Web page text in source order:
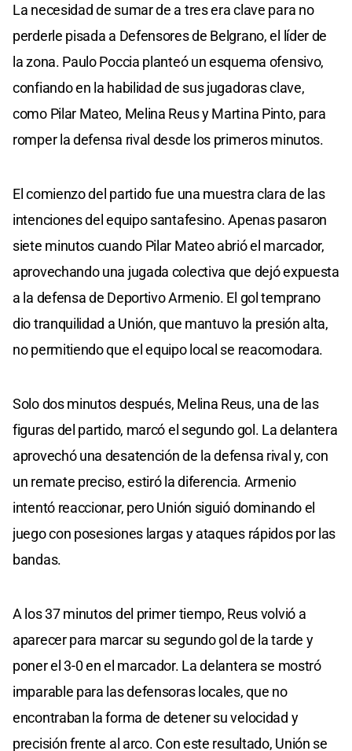
La necesidad de sumar de a tres era clave para no
perderle pisada a Defensores de Belgrano, el líder de
la zona. Paulo Poccia planteó un esquema ofensivo,
confiando en la habilidad de sus jugadoras clave,
como Pilar Mateo, Melina Reus y Martina Pinto, para
romper la defensa rival desde los primeros minutos.
El comienzo del partido fue una muestra clara de las
intenciones del equipo santafesino. Apenas pasaron
siete minutos cuando Pilar Mateo abrió el marcador,
aprovechando una jugada colectiva que dejó expuesta
a la defensa de Deportivo Armenio. El gol temprano
dio tranquilidad a Unión, que mantuvo la presión alta,
no permitiendo que el equipo local se reacomodara.
Solo dos minutos después, Melina Reus, una de las
figuras del partido, marcó el segundo gol. La delantera
aprovechó una desatención de la defensa rival y, con
un remate preciso, estiró la diferencia. Armenio
intentó reaccionar, pero Unión siguió dominando el
juego con posesiones largas y ataques rápidos por las
bandas.
A los 37 minutos del primer tiempo, Reus volvió a
aparecer para marcar su segundo gol de la tarde y
poner el 3-0 en el marcador. La delantera se mostró
imparable para las defensoras locales, que no
encontraban la forma de detener su velocidad y
precisión frente al arco. Con este resultado, Unión se